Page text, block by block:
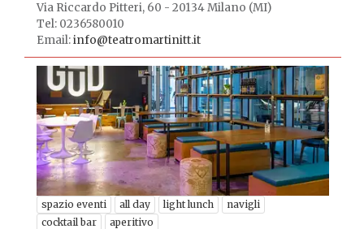
Via Riccardo Pitteri, 60 - 20134 Milano (MI)
Tel: 0236580010
Email:info@teatromartinitt.it
spazio eventi all day light lunch
navigli
cocktail bar
aperitivo